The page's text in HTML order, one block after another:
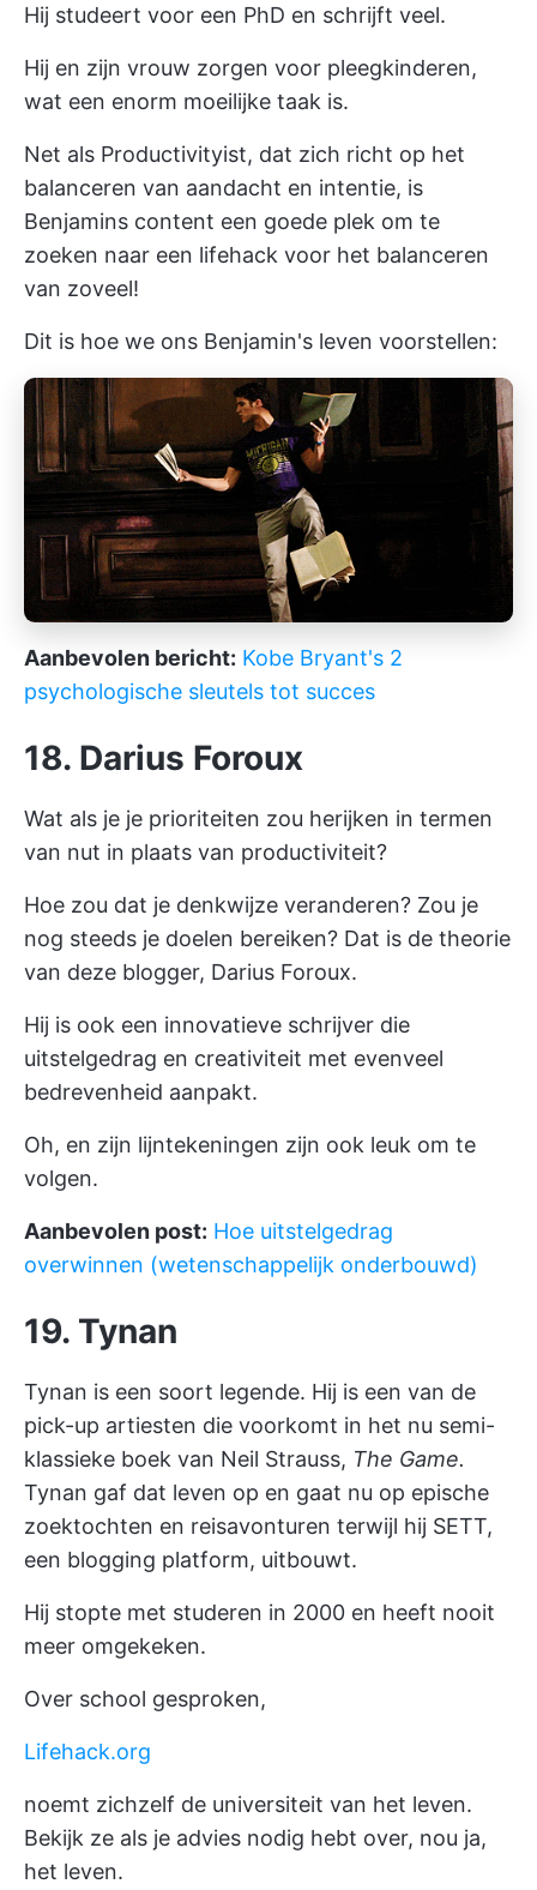
Hij studeert voor een PhD en schrijft veel.
Hij en zijn vrouw zorgen voor pleegkinderen,
wat een enorm moeilijke taak is.
Net als Productivityist, dat zich richt op het
balanceren van aandacht en intentie, is
Benjamins content een goede plek om te
zoeken naar een lifehack voor het balanceren
van zoveel!
Dit is hoe we ons Benjamin's leven voorstellen:
Aanbevolen bericht: Kobe Bryant's 2
psychologische sleutels tot succes
18. Darius Foroux
Wat als je je prioriteiten zou herijken in termen
van nut in plaats van productiviteit?
Hoe zou dat je denkwijze veranderen? Zou je
nog steeds je doelen bereiken? Dat is de theorie
van deze blogger, Darius Foroux.
Hij is ook een innovatieve schrijver die
uitstelgedrag en creativiteit met evenveel
bedrevenheid aanpakt.
Oh, en zijn lijntekeningen zijn ook leuk om te
volgen.
Aanbevolen post: Hoe uitstelgedrag
overwinnen (wetenschappelijk onderbouwd)
19. Tynan
Tynan is een soort legende. Hij is een van de
pick-up artiesten die voorkomt in het nu semi-
klassieke boek van Neil Strauss, The Game.
Tynan gaf dat leven op en gaat nu op epische
zoektochten en reisavonturen terwijl hij SETT,
een blogging platform, uitbouwt.
Hij stopte met studeren in 2000 en heeft nooit
meer omgekeken.
Over school gesproken,
Lifehack.org
noemt zichzelf de universiteit van het leven.
Bekijk ze als je advies nodig hebt over, nou ja,
het leven.